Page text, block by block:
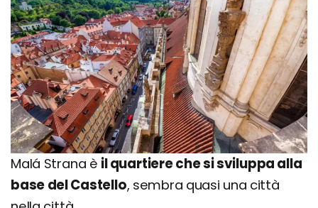
Malá Strana è il quartiere che si sviluppa alla
base del Castello, sembra quasi una città